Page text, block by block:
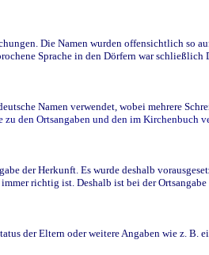
Die Namen wurden offensichtlich so
Sprache in den Dörfern war
Namen verwendet, wobei mehrere
den Ortsangaben und den im Kirchenbuch
der Herkunft. Es wurde deshalb
richtig ist. Deshalb ist bei der
der Eltern oder weitere Angaben wie z. B.